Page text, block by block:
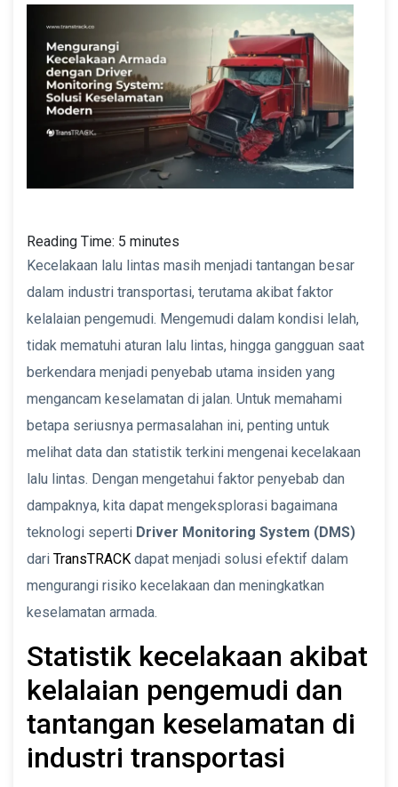
Reading Time: 5 minutes
Kecelakaan lalu lintas masih menjadi tantangan besar
dalam industri transportasi, terutama akibat faktor
kelalaian pengemudi. Mengemudi dalam kondisi lelah,
tidak mematuhi aturan lalu lintas, hingga gangguan saat
berkendara menjadi penyebab utama insiden yang
mengancam keselamatan di jalan. Untuk memahami
betapa seriusnya permasalahan ini, penting untuk
melihat data dan statistik terkini mengenai kecelakaan
lalu lintas. Dengan mengetahui faktor penyebab dan
dampaknya, kita dapat mengeksplorasi bagaimana
teknologi seperti Driver Monitoring System (DMS)
dari TransTRACK dapat menjadi solusi efektif dalam
mengurangi risiko kecelakaan dan meningkatkan
keselamatan armada.
Statistik kecelakaan akibat
kelalaian pengemudi dan
tantangan keselamatan di
industri transportasi